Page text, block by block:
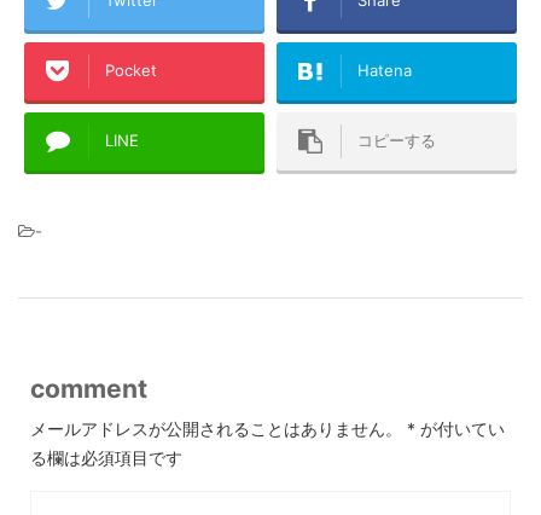
Pocket Hatena
LINE コピーする
-
comment
メールアドレスが公開されることはありません。 * が付いてい
る欄は必須項目です